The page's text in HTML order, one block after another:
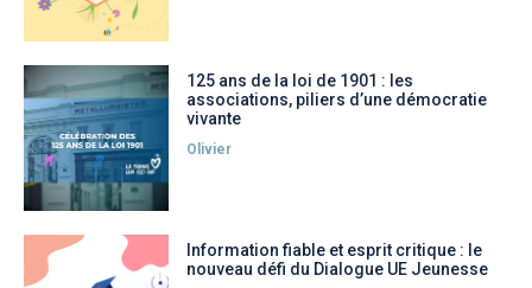
125 ans de la loi de 1901 : les
associations, piliers d’une démocratie
vivante
Olivier
Information fiable et esprit critique : le
nouveau défi du Dialogue UE Jeunesse